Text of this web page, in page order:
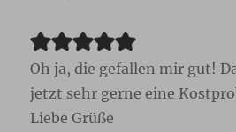
Oh ja, die gefallen mir gut!
jetzt sehr gerne eine
Liebe Grüße